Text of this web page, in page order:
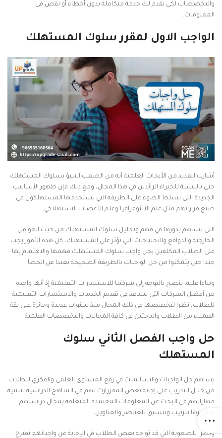
والتخصصات لكى نقدم لك خدمة متكاملة بدون أخطاء أو نقص فى
المعلومات.
الواجب الاول لمقرر سلوك المستهلك
أشارت العديد من الأبحاث العلمية أنه من الصعب التنبؤ بسلوك المستهلك
حتى بالنسبة للخبراء الرائدين في هذا المجال، ومع ذلك فإن ظهور الأساليب
الجديدة التى تسلط الضوء على الطريقة التي يستخدمها المستهلكون فى
صنع قراراتهم مثل علم الأنثوغرافيا وعلم الأعصاب الاستهلاكي.
التى تساهم بدورها في فهم وتحليل سلوك المستهلك من حيث العوامل
الخارجية والدوافع والاحتياجات التي تؤثر على المستهلك، كل هذه الأمور يجب
على الطلاب المكلفين بحل واجب سلوك المستهلك فهمها والاهتمام بها
جيدا حتى يتمكنوا من حل الواجبات بالطريقة الصحيحة بعيدا عن الخطأ.
وبناءا عليه، ننصح بالتوجه إلى شركتنا للاستشارات التعليمية إذ أنها واحدة
من أفضل الشركات التى تساعد فى تقديم الخدمات والاستشارات التعليمية
للطلاب، نظرا لتخصصها فى ذلك المجال منذ سنوات عديدة وحائزة على ثقة
العملاء من الطلاب والباحثين في كافة المجالات والتخصصات العلمية.
حل واجب الفصل الثاني سلوك
المستهلك
يساهم حل الواجبات والاسايمنت في رفع المستوى العلمى والفكري للطلاب
من خلال التدريب على إجابة بعض المقررارت لهم فى المناهج الدراسية لتنمية
مهاراتهم فى البحث عن المعلومات المعتمدة المتعلقة بمجال دراستهم
وتحريرها بترتيب وتنسيق للعناصر والعناوين.
ونظرا للصعوبة التي قد تواجه بعض الطلاب في الإجابة عن واجباتهم نقترح